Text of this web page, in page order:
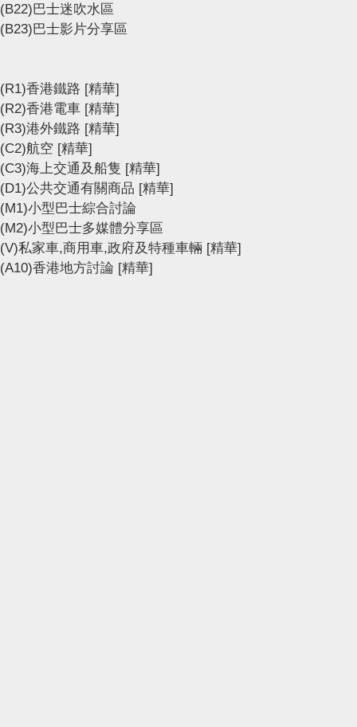
(B22)巴士迷吹水區
(B23)巴士影片分享區
(R1)香港鐵路 [精華]
(R2)香港電車 [精華]
(R3)港外鐵路 [精華]
(C2)航空 [精華]
(C3)海上交通及船隻 [精華]
(D1)公共交通有關商品 [精華]
(M1)小型巴士綜合討論
(M2)小型巴士多媒體分享區
(V)私家車,商用車,政府及特種車輛 [精華]
(A10)香港地方討論 [精華]